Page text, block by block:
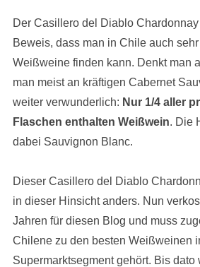
Der Casillero del Diablo
Beweis, dass man in Chile auch
Weißweine finden kann. Denkt man
man meist an kräftigen Cabernet
weiter verwunderlich: Nur 1/4 aller
Flaschen enthalten Weißwein. Die
dabei Sauvignon Blanc.
Dieser Casillero del Diablo
in dieser Hinsicht anders. Nun
Jahren für diesen Blog und muss
Chilene zu den besten Weißweinen
Supermarktsegment gehört. Bis dato